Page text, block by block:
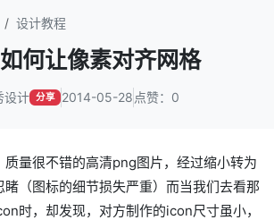
设计教程
何让像素对齐网格
设计 分享 2014-05-28 点赞：0
质量很不错的高清png图片，经过缩小转为
（图标的细节损失严重）而当我们去看那
时，却发现，对方制作的icon尺寸虽小，